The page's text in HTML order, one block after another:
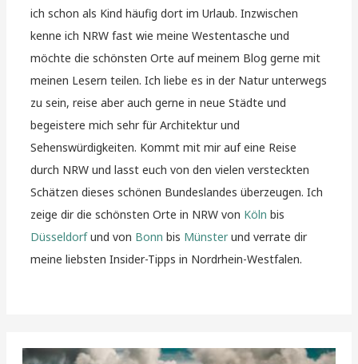
ich schon als Kind häufig dort im Urlaub. Inzwischen
kenne ich NRW fast wie meine Westentasche und
möchte die schönsten Orte auf meinem Blog gerne mit
meinen Lesern teilen. Ich liebe es in der Natur unterwegs
zu sein, reise aber auch gerne in neue Städte und
begeistere mich sehr für Architektur und
Sehenswürdigkeiten. Kommt mit mir auf eine Reise
durch NRW und lasst euch von den vielen versteckten
Schätzen dieses schönen Bundeslandes überzeugen. Ich
zeige dir die schönsten Orte in NRW von Köln bis
Düsseldorfund von Bonn bis Münsterund verrate dir
meine liebsten Insider-Tipps in Nordrhein-Westfalen.